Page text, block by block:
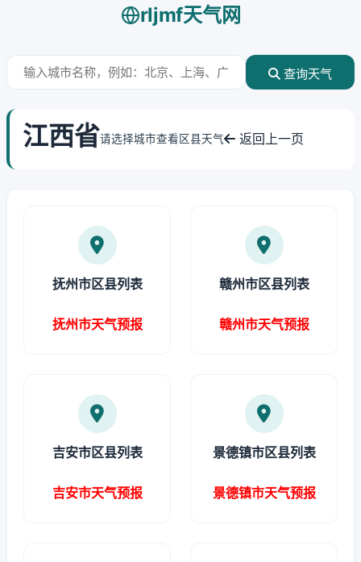
rljmf天气网
查询天气
江西省请选择城市查看区县天气 返回上一页
抚州市区县列表
抚州市天气预报
赣州市区县列表
赣州市天气预报
吉安市区县列表
吉安市天气预报
景德镇市区县列表
景德镇市天气预报